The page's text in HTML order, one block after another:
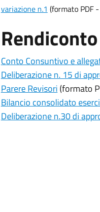
variazione n.1 (formato PDF
Conto Consuntivo e
Deliberazione n. 15 di
Parere Revisori(formato
Bilancio consolidato
Deliberazione n.30 di